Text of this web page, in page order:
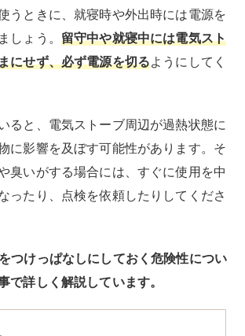
うときに、就寝時や外出時には電源を
しょう。 留守中や就寝中には電気スト
にせず、必ず電源を切るようにしてく
ると、電気ストーブ周辺が過熱状態に
に影響を及ぼす可能性があります。そ
臭いがする場合には、すぐに使用を中
ったり、点検を依頼したりしてくださ
つけっぱなしにしておく危険性につい
で詳しく解説しています。